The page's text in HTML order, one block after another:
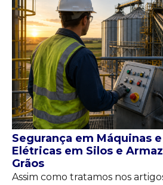
Segurança em Máquinas
Elétricas em Silos e
Grãos
Assim como tratamos nos